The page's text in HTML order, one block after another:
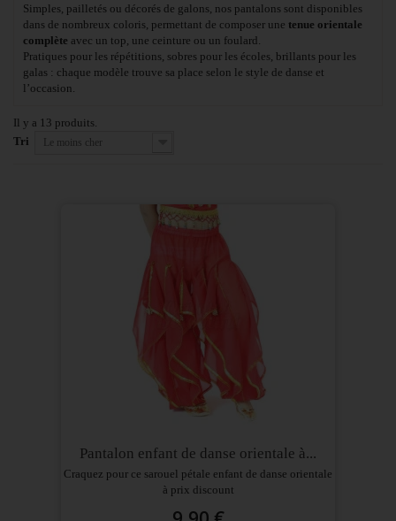
Simples, pailletés ou décorés de galons, nos pantalons sont disponibles
dans de nombreux coloris, permettant de composer une tenue orientale
complète avec un top, une ceinture ou un foulard.
Pratiques pour les répétitions, sobres pour les écoles, brillants pour les
galas : chaque modèle trouve sa place selon le style de danse et
l’occasion.
Il y a 13 produits.
Tri
Le moins cher
Pantalon enfant de danse orientale à...
Craquez pour ce sarouel pétale enfant de danse orientale
à prix discount